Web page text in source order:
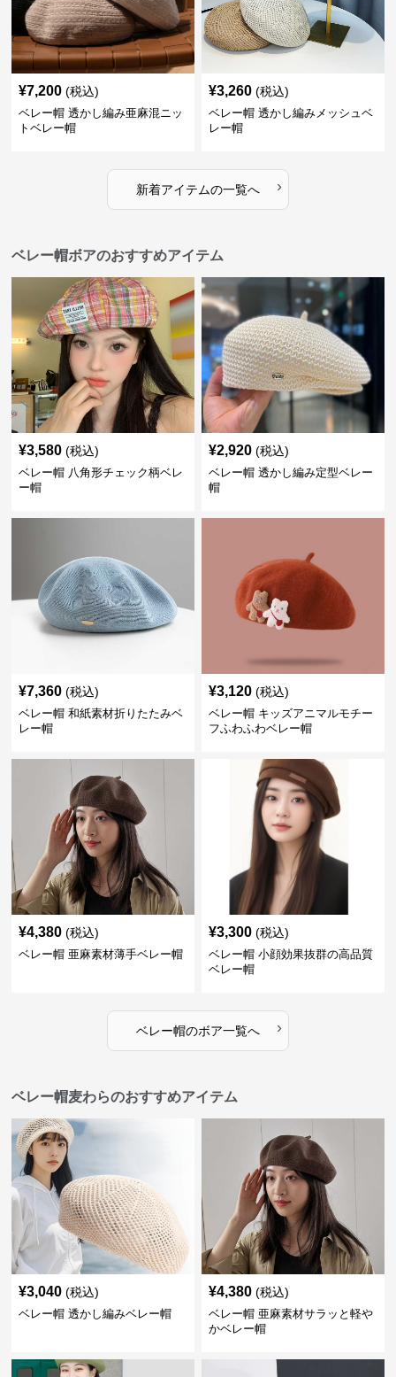
¥7,200 (税込)
ベレー帽 透かし編み亜麻混ニッ
トベレー帽
¥3,260 (税込)
ベレー帽 透かし編みメッシュベ
レー帽
新着アイテムの一覧へ ›
ベレー帽ボアのおすすめアイテム
¥3,580 (税込)
ベレー帽 八角形チェック柄ベレ
ー帽
¥2,920 (税込)
ベレー帽 透かし編み定型ベレー
帽
¥7,360 (税込)
ベレー帽 和紙素材折りたたみベ
レー帽
¥3,120 (税込)
ベレー帽 キッズアニマルモチー
フふわふわベレー帽
¥4,380 (税込)
ベレー帽 亜麻素材薄手ベレー帽
¥3,300 (税込)
ベレー帽 小顔効果抜群の高品質
ベレー帽
ベレー帽のボア一覧へ ›
ベレー帽麦わらのおすすめアイテム
¥3,040 (税込)
ベレー帽 透かし編みベレー帽
¥4,380 (税込)
ベレー帽 亜麻素材サラッと軽や
かベレー帽